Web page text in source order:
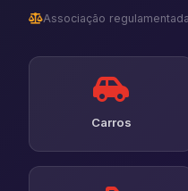
Associação
Carros